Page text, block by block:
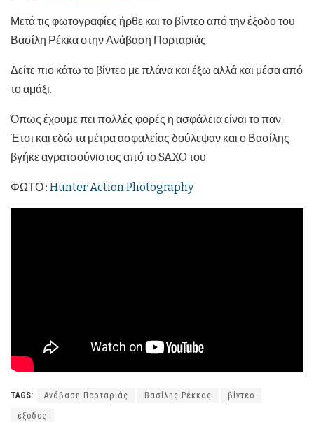
Μετά τις φωτογραφίες ήρθε και το βίντεο από την έξοδο του
Βασίλη Ρέκκα στην Ανάβαση Πορταριάς.
Δείτε πιο κάτω το βίντεο με πλάνα και έξω αλλά και μέσα από
το αμάξι.
Όπως έχουμε πει πολλές φορές η ασφάλεια είναι το παν.
Έτσι και εδώ τα μέτρα ασφαλείας δούλεψαν και ο Βασίλης
βγήκε αγρατσούνιστος από το SAXO του.
ΦΩΤΟ : Hunter Action Photography
TAGS: Ανάβαση Πορταριάς Βασίλης Ρέκκας βίντεο
έξοδος